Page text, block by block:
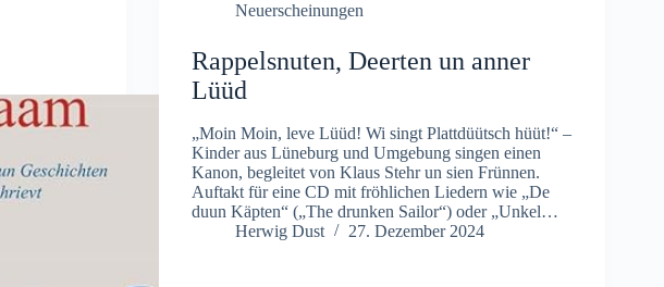
Neuerscheinungen
Rappelsnuten, Deerten un anner
Lüüd
„Moin Moin, leve Lüüd! Wi singt Plattdüütsch hüüt!“ –
Kinder aus Lüneburg und Umgebung singen einen
Kanon, begleitet von Klaus Stehr un sien Frünnen.
Auftakt für eine CD mit fröhlichen Liedern wie „De
duun Käpten“ („The drunken Sailor“) oder „Unkel…
Herwig Dust
27. Dezember 2024